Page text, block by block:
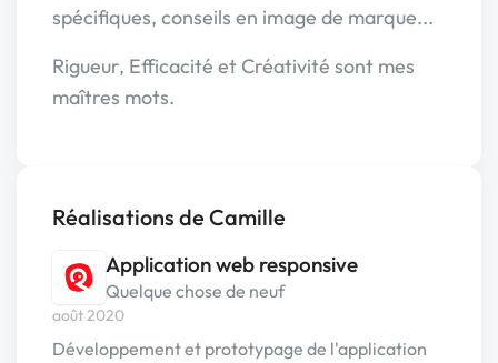
spécifiques, conseils en image de marque...
Rigueur, Efficacité et Créativité sont mes
maîtres mots.
Réalisations de Camille
Application web responsive
Quelque chose de neuf
août 2020
Développement et prototypage de l'application